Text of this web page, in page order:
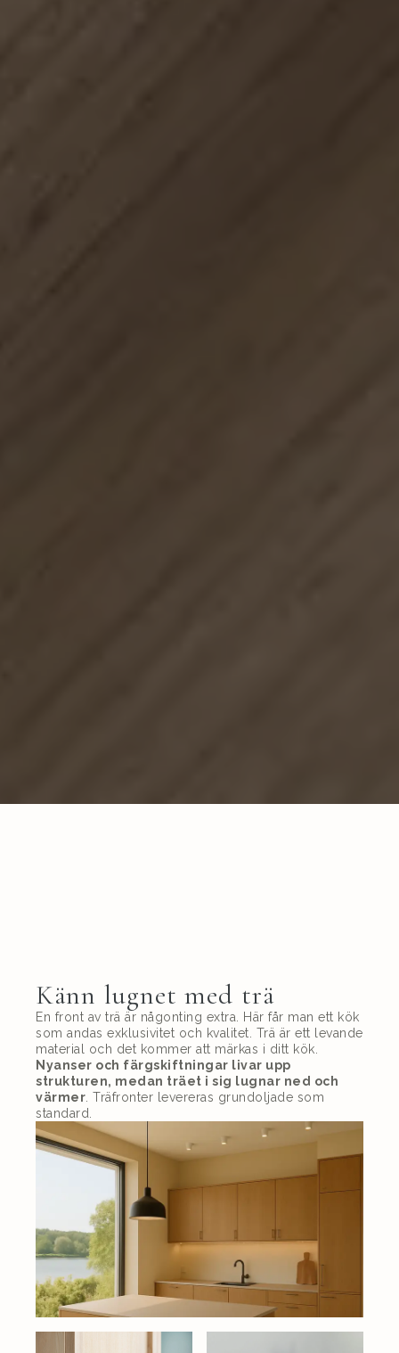
Känn lugnet med trä
En front av trä är någonting extra. Här får man ett kök
som andas exklusivitet och kvalitet. Trä är ett levande
material och det kommer att märkas i ditt kök.
Nyanser och färgskiftningar livar upp
strukturen, medan träet i sig lugnar ned och
värmer . Träfronter levereras grundoljade som
standard.